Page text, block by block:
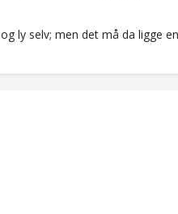
ly selv; men det må da ligge